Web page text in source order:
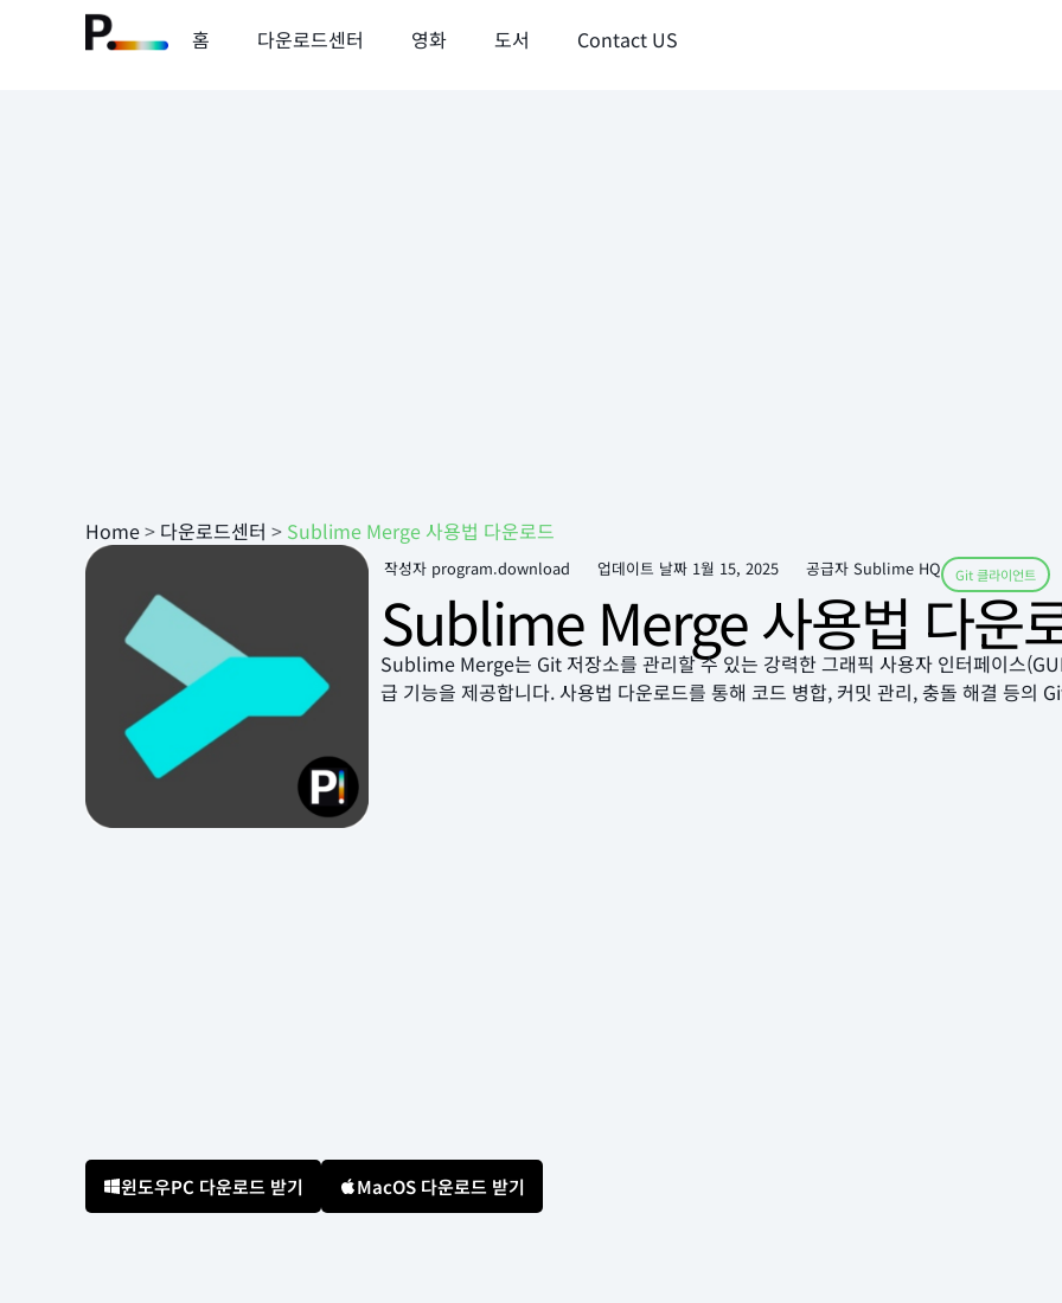
홈 다운로드센터 영화 도서 Contact US
Home> 다운로드센터 > Sublime Merge 사용법 다운로드
작성자 program.download 업데이트 날짜 1월 15, 2025 공급자 Sublime HQ Git 클라이언트
Sublime Merge 사용법 다운
Sublime Merge는 Git 저장소를 관리할 수 있는 강력한 그래픽 사용자 인터페이스
급 기능을 제공합니다. 사용법 다운로드를 통해 코드 병합, 커밋 관리, 충돌 해결 등의
윈도우PC 다운로드 받기 MacOS 다운로드 받기